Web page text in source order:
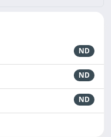
ND
ND
ND